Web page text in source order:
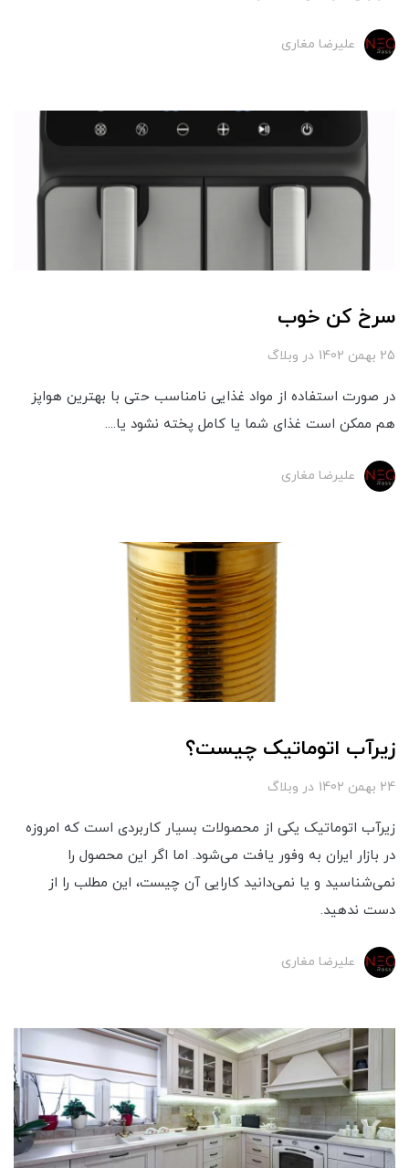
علیرضا مغاری
سرخ کن خوب
25 بهمن 1402 در وبلاگ
در صورت استفاده از مواد غذایی نامناسب حتی با بهترین هواپز
هم ممکن است غذای شما یا کامل پخته نشود یا....
علیرضا مغاری
زیرآب اتوماتیک چیست؟
24 بهمن 1402 در وبلاگ
زیرآب اتوماتیک یکی از محصولات بسیار کاربردی است که امروزه
در بازار ایران به وفور یافت می‌شود. اما اگر این محصول را
نمی‌شناسید و یا نمی‌دانید کارایی آن چیست، این مطلب را از
دست ندهید.
علیرضا مغاری